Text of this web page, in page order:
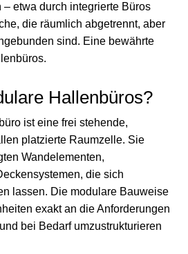
– etwa durch integrierte Büros
die räumlich abgetrennt, aber
sind. Eine bewährte
Hallenbüros?
ist eine frei stehende,
platzierte Raumzelle. Sie
Wandelementen,
die sich
lassen. Die modulare Bauweise
exakt an die Anforderungen
bei Bedarf umzustrukturieren